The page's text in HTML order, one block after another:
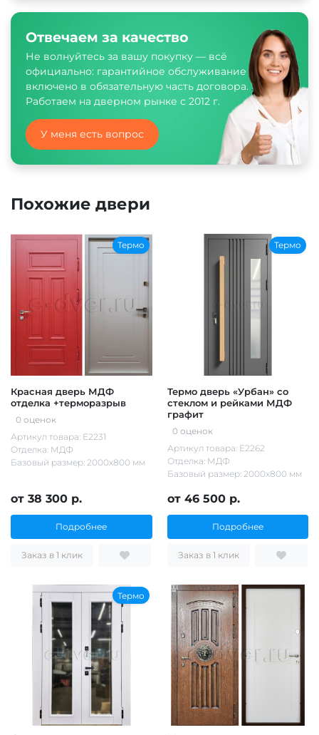
Отвечаем за качество
Не волнуйтесь за вашу покупку — всё
официально: гарантийное обслуживание
включено в обязательную часть договора.
Работаем на дверном рынке с 2012 г.
У меня есть вопрос
Похожие двери
Термо
Красная дверь МДФ
отделка +терморазрыв
0 оценок
Артикул товара: Е2231
Отделка: МДФ
Базовый размер: 2000х800 мм
от 38 300 р.
Подробнее
Заказ в 1 клик
Термо
Термо дверь «Урбан» со
стеклом и рейками МДФ
графит
0 оценок
Артикул товара: Е2262
Отделка: МДФ
Базовый размер: 2000х800 мм
от 46 500 р.
Подробнее
Заказ в 1 клик
Термо